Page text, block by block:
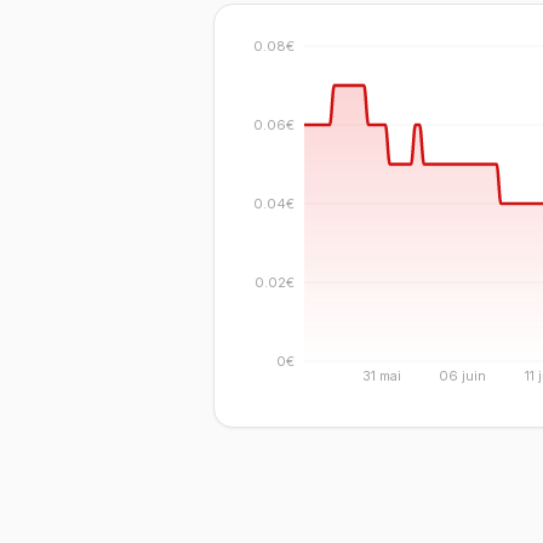
31 mai 06 juin 11
0€
0.02€
0.04€
0.06€
0.08€